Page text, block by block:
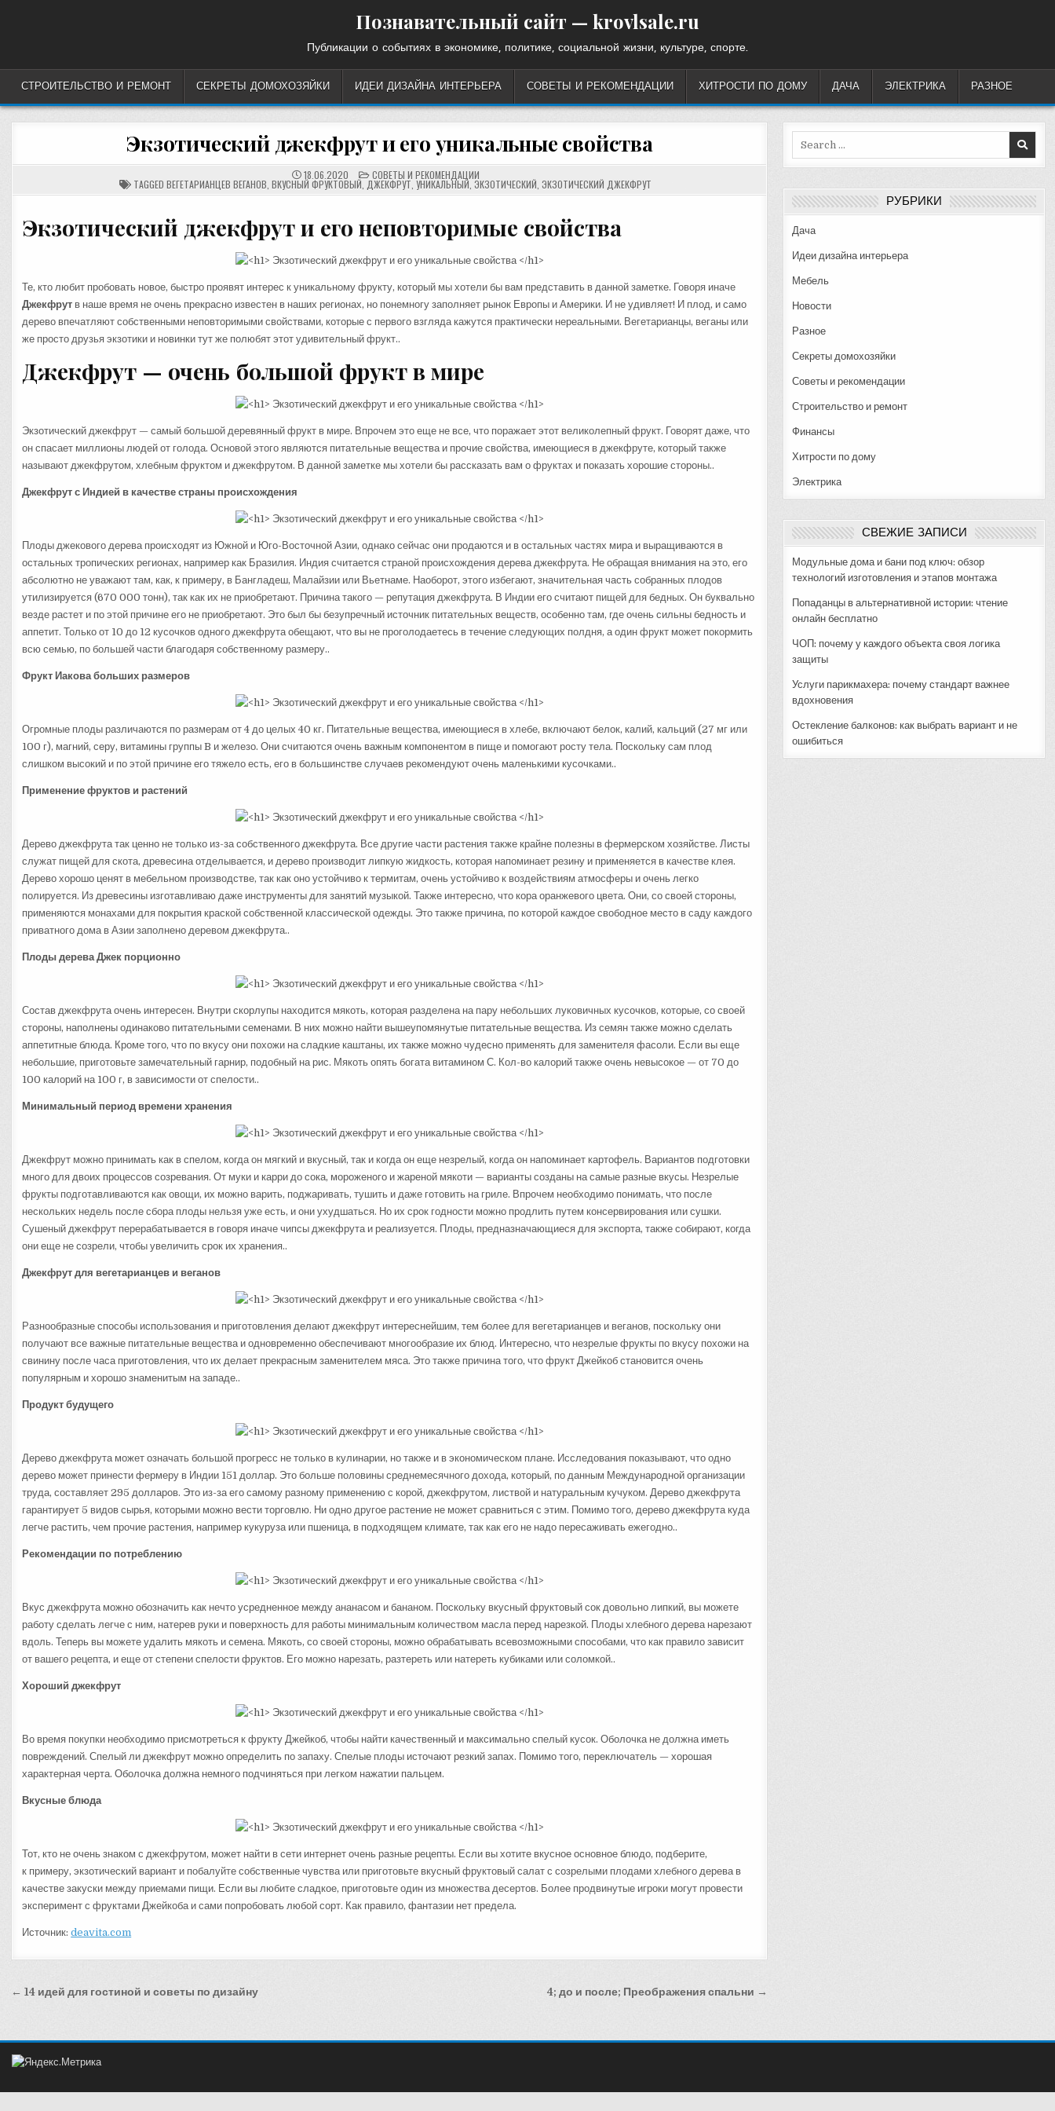
Познавательный сайт — krovlsale.ru
Публикации о событиях в экономике, политике, социальной жизни, культуре, спорте.
СТРОИТЕЛЬСТВО И РЕМОНТ СЕКРЕТЫ ДОМОХОЗЯЙКИ ИДЕИ ДИЗАЙНА ИНТЕРЬЕРА СОВЕТЫ И РЕКОМЕНДАЦИИ ХИТРОСТИ ПО ДОМУ ДАЧА ЭЛЕКТРИКА РАЗНОЕ
Экзотический джекфрут и его уникальные свойства
18.06.2020 POSTED
IN
СОВЕТЫ И РЕКОМЕНДАЦИИ
TAGGED ВЕГЕТАРИАНЦЕВ ВЕГАНОВ ВКУСНЫЙ ФРУКТОВЫЙ ДЖЕКФРУТ УНИКАЛЬНЫЙ ЭКЗОТИЧЕСКИЙ ЭКЗОТИЧЕСКИЙ ДЖЕКФРУТ
Экзотический джекфрут и его неповторимые свойства
Те, кто любит пробовать новое, быстро проявят интерес к уникальному фрукту, который мы хотели бы вам представить в данной заметке. Говоря иначе
Джекфрут в наше время не очень прекрасно известен в наших регионах, но понемногу заполняет рынок Европы и Америки. И не удивляет! И плод, и само
дерево впечатляют собственными неповторимыми свойствами, которые с первого взгляда кажутся практически нереальными. Вегетарианцы, веганы или
же просто друзья экзотики и новинки тут же полюбят этот удивительный фрукт..
Джекфрут — очень большой фрукт в мире
Экзотический джекфрут — самый большой деревянный фрукт в мире. Впрочем это еще не все, что поражает этот великолепный фрукт. Говорят даже, что
он спасает миллионы людей от голода. Основой этого являются питательные вещества и прочие свойства, имеющиеся в джекфруте, который также
называют джекфрутом, хлебным фруктом и джекфрутом. В данной заметке мы хотели бы рассказать вам о фруктах и показать хорошие стороны..
Джекфрут с Индией в качестве страны происхождения
Плоды джекового дерева происходят из Южной и Юго-Восточной Азии, однако сейчас они продаются и в остальных частях мира и выращиваются в
остальных тропических регионах, например как Бразилия. Индия считается страной происхождения дерева джекфрута. Не обращая внимания на это, его
абсолютно не уважают там, как, к примеру, в Бангладеш, Малайзии или Вьетнаме. Наоборот, этого избегают, значительная часть собранных плодов
утилизируется (670 000 тонн), так как их не приобретают. Причина такого — репутация джекфрута. В Индии его считают пищей для бедных. Он буквально
везде растет и по этой причине его не приобретают. Это был бы безупречный источник питательных веществ, особенно там, где очень сильны бедность и
аппетит. Только от 10 до 12 кусочков одного джекфрута обещают, что вы не проголодаетесь в течение следующих полдня, а один фрукт может покормить
всю семью, по большей части благодаря собственному размеру..
Фрукт Иакова больших размеров
Огромные плоды различаются по размерам от 4 до целых 40 кг. Питательные вещества, имеющиеся в хлебе, включают белок, калий, кальций (27 мг или
100 г), магний, серу, витамины группы B и железо. Они считаются очень важным компонентом в пище и помогают росту тела. Поскольку сам плод
слишком высокий и по этой причине его тяжело есть, его в большинстве случаев рекомендуют очень маленькими кусочками..
Применение фруктов и растений
Дерево джекфрута так ценно не только из-за собственного джекфрута. Все другие части растения также крайне полезны в фермерском хозяйстве. Листы
служат пищей для скота, древесина отделывается, и дерево производит липкую жидкость, которая напоминает резину и применяется в качестве клея.
Дерево хорошо ценят в мебельном производстве, так как оно устойчиво к термитам, очень устойчиво к воздействиям атмосферы и очень легко
полируется. Из древесины изготавливаю даже инструменты для занятий музыкой. Также интересно, что кора оранжевого цвета. Они, со своей стороны,
применяются монахами для покрытия краской собственной классической одежды. Это также причина, по которой каждое свободное место в саду каждого
приватного дома в Азии заполнено деревом джекфрута..
Плоды дерева Джек порционно
Состав джекфрута очень интересен. Внутри скорлупы находится мякоть, которая разделена на пару небольших луковичных кусочков, которые, со своей
стороны, наполнены одинаково питательными семенами. В них можно найти вышеупомянутые питательные вещества. Из семян также можно сделать
аппетитные блюда. Кроме того, что по вкусу они похожи на сладкие каштаны, их также можно чудесно применять для заменителя фасоли. Если вы еще
небольшие, приготовьте замечательный гарнир, подобный на рис. Мякоть опять богата витамином С. Кол-во калорий также очень невысокое — от 70 до
100 калорий на 100 г, в зависимости от спелости..
Минимальный период времени хранения
Джекфрут можно принимать как в спелом, когда он мягкий и вкусный, так и когда он еще незрелый, когда он напоминает картофель. Вариантов подготовки
много для двоих процессов созревания. От муки и карри до сока, мороженого и жареной мякоти — варианты созданы на самые разные вкусы. Незрелые
фрукты подготавливаются как овощи, их можно варить, поджаривать, тушить и даже готовить на гриле. Впрочем необходимо понимать, что после
нескольких недель после сбора плоды нельзя уже есть, и они ухудшаться. Но их срок годности можно продлить путем консервирования или сушки.
Сушеный джекфрут перерабатывается в говоря иначе чипсы джекфрута и реализуется. Плоды, предназначающиеся для экспорта, также собирают, когда
они еще не созрели, чтобы увеличить срок их хранения..
Джекфрут для вегетарианцев и веганов
Разнообразные способы использования и приготовления делают джекфрут интереснейшим, тем более для вегетарианцев и веганов, поскольку они
получают все важные питательные вещества и одновременно обеспечивают многообразие их блюд. Интересно, что незрелые фрукты по вкусу похожи на
свинину после часа приготовления, что их делает прекрасным заменителем мяса. Это также причина того, что фрукт Джейкоб становится очень
популярным и хорошо знаменитым на западе..
Продукт будущего
Дерево джекфрута может означать большой прогресс не только в кулинарии, но также и в экономическом плане. Исследования показывают, что одно
дерево может принести фермеру в Индии 151 доллар. Это больше половины среднемесячного дохода, который, по данным Международной организации
труда, составляет 295 долларов. Это из-за его самому разному применению с корой, джекфрутом, листвой и натуральным кучуком. Дерево джекфрута
гарантирует 5 видов сырья, которыми можно вести торговлю. Ни одно другое растение не может сравниться с этим. Помимо того, дерево джекфрута куда
легче растить, чем прочие растения, например кукуруза или пшеница, в подходящем климате, так как его не надо пересаживать ежегодно..
Рекомендации по потреблению
Вкус джекфрута можно обозначить как нечто усредненное между ананасом и бананом. Поскольку вкусный фруктовый сок довольно липкий, вы можете
работу сделать легче с ним, натерев руки и поверхность для работы минимальным количеством масла перед нарезкой. Плоды хлебного дерева нарезают
вдоль. Теперь вы можете удалить мякоть и семена. Мякоть, со своей стороны, можно обрабатывать всевозможными способами, что как правило зависит
от вашего рецепта, и еще от степени спелости фруктов. Его можно нарезать, разтереть или натереть кубиками или соломкой..
Хороший джекфрут
Во время покупки необходимо присмотреться к фрукту Джейкоб, чтобы найти качественный и максимально спелый кусок. Оболочка не должна иметь
повреждений. Спелый ли джекфрут можно определить по запаху. Спелые плоды источают резкий запах. Помимо того, переключатель — хорошая
характерная черта. Оболочка должна немного подчиняться при легком нажатии пальцем.
Вкусные блюда
Тот, кто не очень знаком с джекфрутом, может найти в сети интернет очень разные рецепты. Если вы хотите вкусное основное блюдо, подберите,
к примеру, экзотический вариант и побалуйте собственные чувства или приготовьте вкусный фруктовый салат с созрелыми плодами хлебного дерева в
качестве закуски между приемами пищи. Если вы любите сладкое, приготовьте один из множества десертов. Более продвинутые игроки могут провести
эксперимент с фруктами Джейкоба и сами попробовать любой сорт. Как правило, фантазии нет предела.
Источник:deavita.com
Навигация
записям
4; до и после; Преображения спальни →
← 14 идей для гостиной и советы по дизайну
РУБРИКИ
Дача
Идеи дизайна интерьера
Мебель
Новости
Разное
Секреты домохозяйки
Советы и рекомендации
Строительство и ремонт
Финансы
Хитрости по дому
Электрика
СВЕЖИЕ ЗАПИСИ
Модульные дома и бани под ключ: обзор
технологий изготовления и этапов монтажа
Попаданцы в альтернативной истории: чтение
онлайн бесплатно
ЧОП: почему у каждого объекта своя логика
защиты
Услуги парикмахера: почему стандарт важнее
вдохновения
Остекление балконов: как выбрать вариант и не
ошибиться